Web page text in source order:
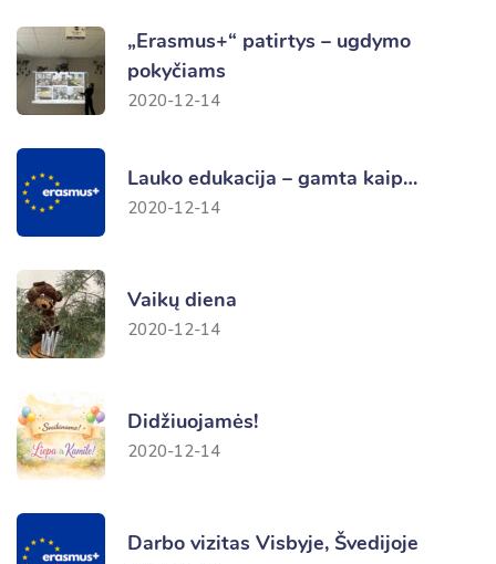
„Erasmus+“ patirtys – ugdymo
pokyčiams
2020-12-14
Lauko edukacija – gamta kaip…
2020-12-14
Vaikų diena
2020-12-14
Didžiuojamės!
2020-12-14
Darbo vizitas Visbyje, Švedijoje